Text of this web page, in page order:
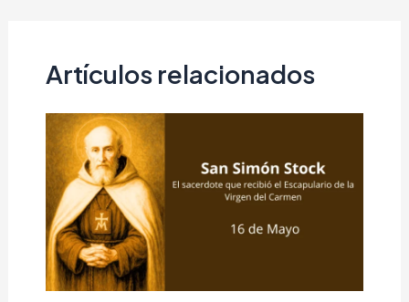
Artículos relacionados